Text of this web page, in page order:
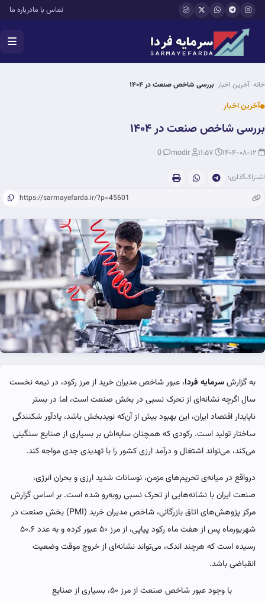
رفتن به محتوای اصلی تماس با مادرباره ما
خانه آخرین اخبار بررسی شاخص صنعت در ۱۴۰۴
آخرین اخبار
بررسی شاخص صنعت در ۱۴۰۴
اشتراک‌گذاری:
به گزارشسرمایه فردا، عبور شاخص مدیران خرید از مرز رکود، در نیمه نخست
سال اگرچه نشانه‌ای از تحرک نسبی در بخش صنعت است، اما در بستر
ناپایدار اقتصاد ایران، این بهبود بیش از آن‌که نویدبخش باشد، یادآور شکنندگی
ساختار تولید است. رکودی که همچنان سایه‌اش بر بسیاری از صنایع سنگینی
می‌کند، می‌تواند اشتغال و درآمد ارزی کشور را با تهدیدی جدی مواجه کند.
درواقع در میانه‌ی تحریم‌های مزمن، نوسانات شدید ارزی و بحران انرژی،
صنعت ایران با نشانه‌هایی از تحرک نسبی روبه‌رو شده است. بر اساس گزارش
مرکز پژوهش‌های اتاق بازرگانی، شاخص مدیران خرید (PMI) بخش صنعت در
شهریورماه پس از هفت ماه رکود پیاپی، از مرز ۵۰ عبور کرده و به عدد ۵۰.۶
رسیده است که هرچند اندک، می‌تواند نشانه‌ای از خروج موقت وضعیت
انقباضی باشد.
با وجود عبور شاخص صنعت از مرز ۵۰، بسیاری از صنایع